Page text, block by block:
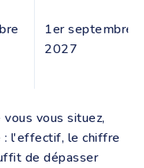
1er septembre
2027
vous situez,
: l'effectif, le chiffre
de dépasser